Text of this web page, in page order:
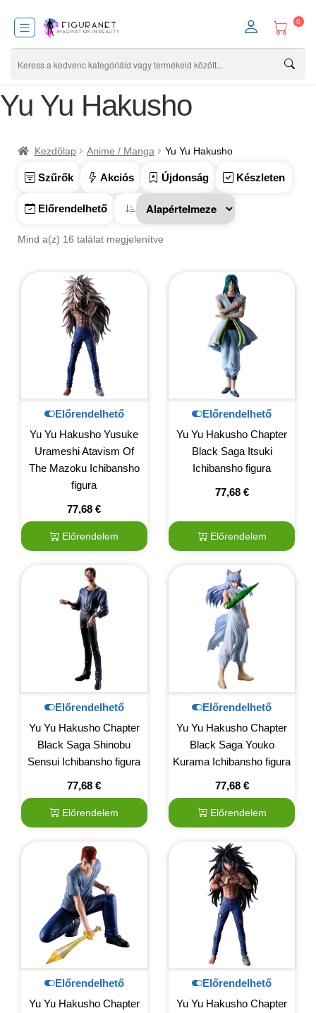
0
Yu Yu Hakusho
Kezdőlap Anime / Manga Yu Yu Hakusho
Szűrők Akciós Újdonság Készleten
Előrendelhető
Mind a(z) 16 találat megjelenítve
Előrendelhető
Yu Yu Hakusho Yusuke
Urameshi Atavism Of
The Mazoku Ichibansho
figura
77,68€
Előrendelem
Előrendelhető
Yu Yu Hakusho Chapter
Black Saga Itsuki
Ichibansho figura
77,68 €
Előrendelem
Előrendelhető
Yu Yu Hakusho Chapter
Black Saga Shinobu
Sensui Ichibansho figura
77,68€
Előrendelem
Előrendelhető
Yu Yu Hakusho Chapter
Black Saga Youko
Kurama Ichibansho figura
77,68 €
Előrendelem
Előrendelhető
Yu Yu Hakusho Chapter
Előrendelhető
Yu Yu Hakusho Chapter